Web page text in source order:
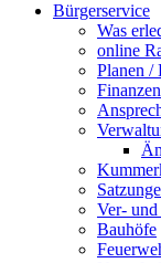
Bürgerservice
Was
online
Planen /
Finanzen
Ver-
Bauhöfe